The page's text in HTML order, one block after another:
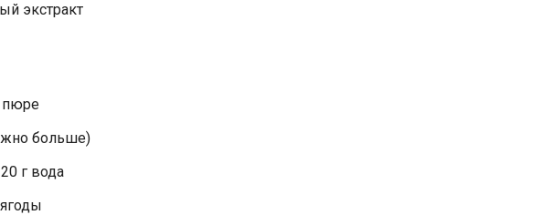
экстракт
пюре
больше)
г вода